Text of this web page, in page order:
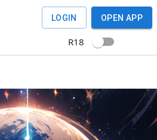
LOGIN OPEN APP
R18